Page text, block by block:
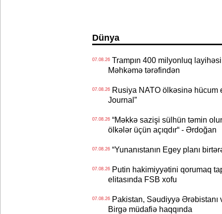
Dünya
07.08.26Trampın 400 milyonluq
Məhkəmə tərəfindən
07.08.26Rusiya NATO ölkəsinə hücum
Journal”
07.08.26“Məkkə sazişi sülhün təmin
ölkələr üçün açıqdır“ - Ərdoğan
07.08.26“Yunanıstanın Egey planı
07.08.26Putin hakimiyyətini qorumaq
elitasında FSB xofu
07.08.26Pakistan, Səudiyyə Ərəbistanı
Birgə müdafiə haqqında